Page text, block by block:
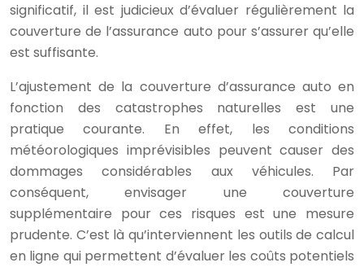
significatif, il est judicieux d’évaluer régulièrement la
couverture de l’assurance auto pour s’assurer qu’elle
est suffisante.
L’ajustement de la couverture d’assurance auto en
fonction des catastrophes naturelles est une
pratique courante. En effet, les conditions
météorologiques imprévisibles peuvent causer des
dommages considérables aux véhicules. Par
conséquent, envisager une couverture
supplémentaire pour ces risques est une mesure
prudente. C’est là qu’interviennent les outils de calcul
en ligne qui permettent d’évaluer les coûts potentiels